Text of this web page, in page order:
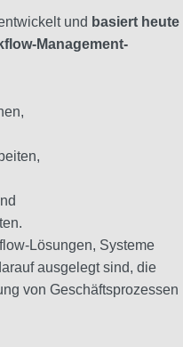
und basiert heute
Management-
Lösungen, Systeme
ausgelegt sind, die
von Geschäftsprozessen